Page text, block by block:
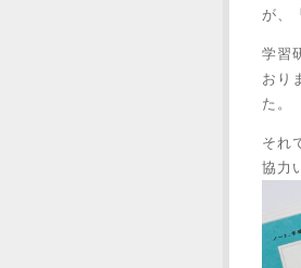
が、
学習
おり
た。
それ
協力